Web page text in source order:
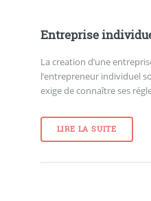
Entreprise
La creation d’une
l’entrepreneur individuel
exige de connaître ses
LIRE LA SUITE